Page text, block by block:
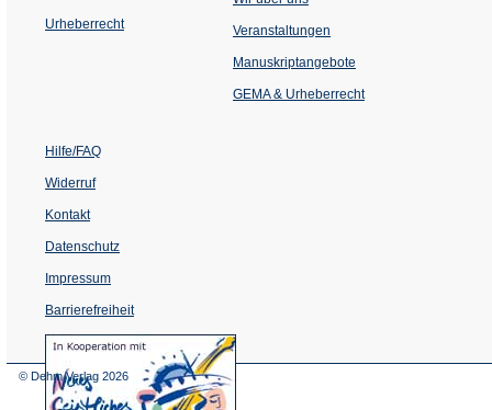
Urheberrecht Veranstaltungen
einem
Tab)
Manuskriptangebote
GEMA & Urheberrecht
Hilfe/FAQ
Widerruf
Kontakt
Datenschutz
Impressum
Barrierefreiheit
(Öffnet
in
© Dehm Verlag 2026